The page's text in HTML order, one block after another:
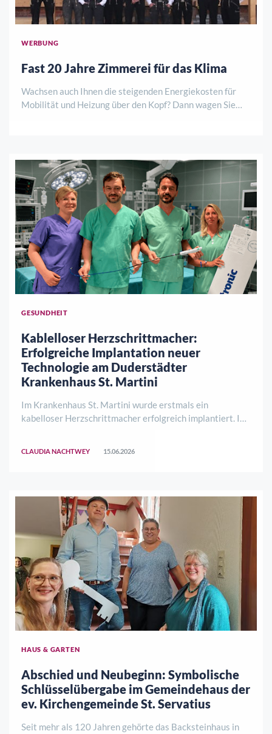
WERBUNG
Fast 20 Jahre Zimmerei für das Klima
Wachsen auch Ihnen die steigenden Energiekosten für
Mobilität und Heizung über den Kopf? Dann wagen Sie
GESUNDHEIT
Kablelloser Herzschrittmacher:
Erfolgreiche Implantation neuer
Technologie am Duderstädter
Krankenhaus St. Martini
Im Krankenhaus St. Martini wurde erstmals ein
kabelloser Herzschrittmacher erfolgreich implantiert. Im
CLAUDIA NACHTWEY 15.06.2026
HAUS & GARTEN
Abschied und Neubeginn: Symbolische
Schlüsselübergabe im Gemeindehaus der
ev. Kirchengemeinde St. Servatius
Seit mehr als 120 Jahren gehörte das Backsteinhaus in